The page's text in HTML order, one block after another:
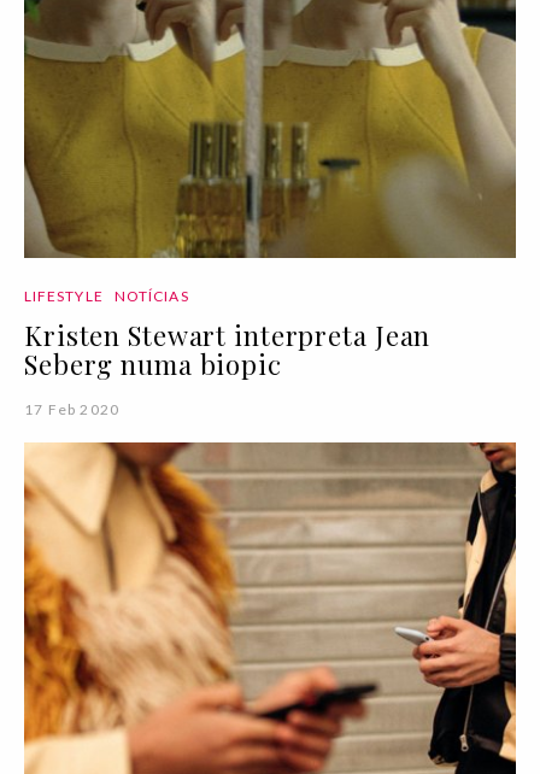
LIFESTYLE NOTÍCIAS
Kristen Stewart interpreta Jean
Seberg numa biopic
17 Feb 2020